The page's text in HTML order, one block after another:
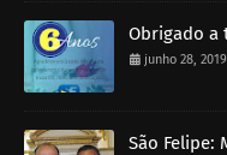
Obrigado a
junho 28, 2019
São Felipe: